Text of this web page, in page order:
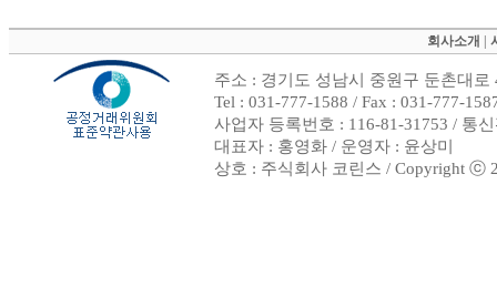
회사소개
주소 : 경기도 성남시 중원구 둔촌대
Tel : 031-777-1588 / Fax : 031-777-
사업자 등록번호 : 116-81-31753 / 통
대표자 : 홍영화 / 운영자 : 윤상미
상호 : 주식회사 코린스 / Copyright ⓒ